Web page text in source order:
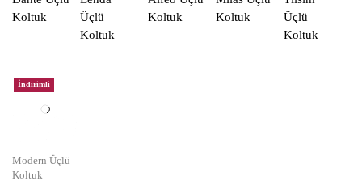
Koltuk
Üçlü
Koltuk
Koltuk
Koltuk
Üçlü
Koltuk
İndirimli
Modern Üçlü
Koltuk